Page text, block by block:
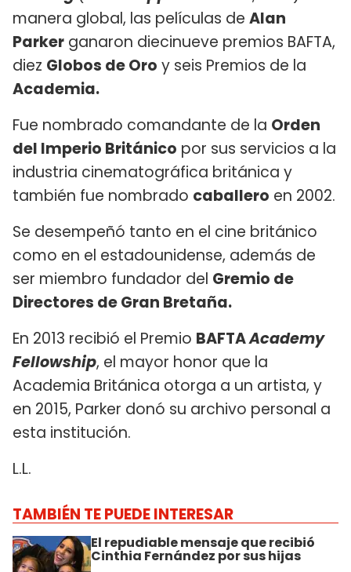
manera global, las películas de Alan
Parker ganaron diecinueve premios BAFTA,
diez Globos de Oro y seis Premios de la
Academia.
Fue nombrado comandante de la Orden
del Imperio Británico por sus servicios a la
industria cinematográfica británica y
también fue nombrado caballero en 2002.
Se desempeñó tanto en el cine británico
como en el estadounidense, además de
ser miembro fundador del Gremio de
Directores de Gran Bretaña.
En 2013 recibió el Premio BAFTAAcademy
Fellowship, el mayor honor que la
Academia Británica otorga a un artista, y
en 2015, Parker donó su archivo personal a
esta institución.
L.L.
TAMBIÉN TE PUEDE INTERESAR
El repudiable mensaje que recibió
Cinthia Fernández por sus hijas